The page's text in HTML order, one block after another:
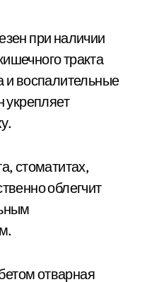
при наличии
тракта
и воспалительные
укрепляет
стоматитах,
облегчит
отварная